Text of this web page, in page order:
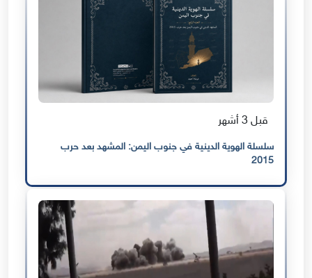
قبل 3 أشهر
سلسلة الهوية الدينية في جنوب اليمن: المشهد بعد حرب
2015